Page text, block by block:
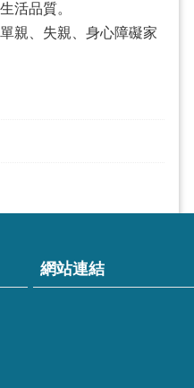
活品質。
親、失親、身心障礙家
網站連結